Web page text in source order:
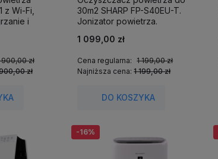
z Wi-Fi,
i
900,00 zł
zł
30m2 SHARP FP-S40EU-T.
Jonizator powietrza.
1 099,00 zł
Cena regularna:
1 199,00 zł
Najniższa cena:1 199,00 zł
DO KOSZYKA
-16%